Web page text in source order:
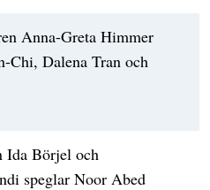
Anna-Greta Himmer
Chi, Dalena Tran och
Ida Börjel och
speglar Noor Abed